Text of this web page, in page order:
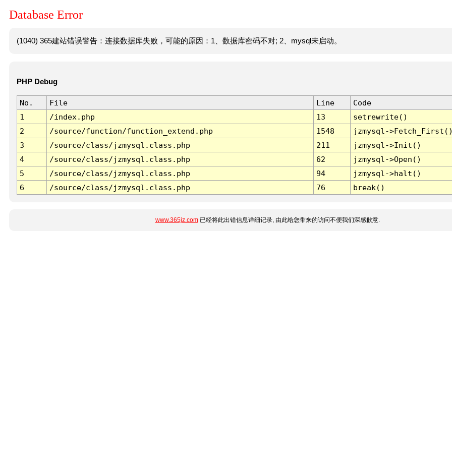
Database Error
(1040) 365建站错误警告：连接数据库失败，可能的原因：1、数据库密码不对; 2、mysql未启动。
PHP Debug
No. File Line
Code
1
/index.php 13
setrewrite()
2
/source/function/function_extend.php 1548
jzmysql-
3
/source/class/jzmysql.class.php 211
jzmysql->Init()
4
/source/class/jzmysql.class.php 62
jzmysql->Open()
5
/source/class/jzmysql.class.php 94
jzmysql->halt()
6
/source/class/jzmysql.class.php 76 break()
www.365jz.com已经将此出错信息详细记录, 由此给您带来的访问不便我们深感歉意.